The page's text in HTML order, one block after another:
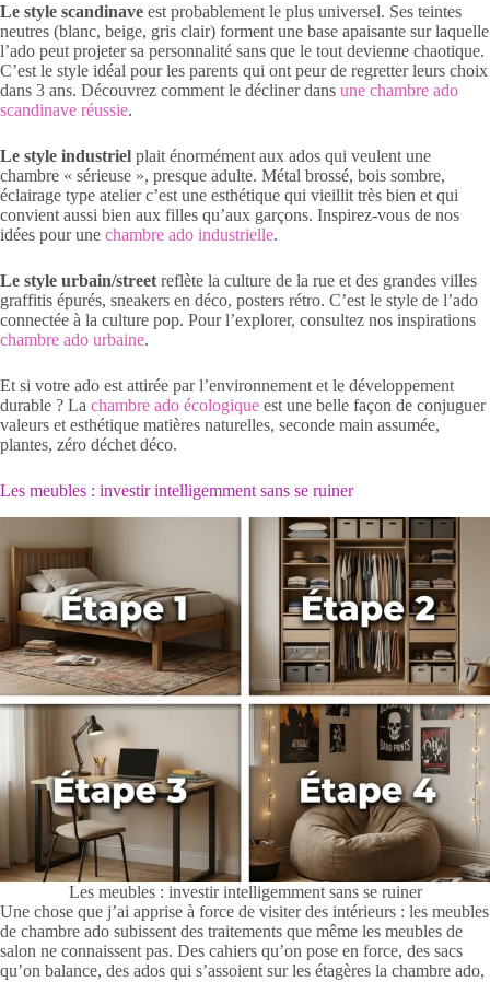
Le style scandinave est probablement le plus universel. Ses teintes
neutres (blanc, beige, gris clair) forment une base apaisante sur laquelle
l’ado peut projeter sa personnalité sans que le tout devienne chaotique.
C’est le style idéal pour les parents qui ont peur de regretter leurs choix
dans 3 ans. Découvrez comment le décliner dans une chambre ado
scandinave réussie.
Le style industriel plait énormément aux ados qui veulent une
chambre « sérieuse », presque adulte. Métal brossé, bois sombre,
éclairage type atelier c’est une esthétique qui vieillit très bien et qui
convient aussi bien aux filles qu’aux garçons. Inspirez-vous de nos
idées pour une chambre ado industrielle.
Le style urbain/street reflète la culture de la rue et des grandes villes
graffitis épurés, sneakers en déco, posters rétro. C’est le style de l’ado
connectée à la culture pop. Pour l’explorer, consultez nos inspirations
chambre ado urbaine.
Et si votre ado est attirée par l’environnement et le développement
durable ? La chambre ado écologique est une belle façon de conjuguer
valeurs et esthétique matières naturelles, seconde main assumée,
plantes, zéro déchet déco.
Les meubles : investir intelligemment sans se ruiner
Les meubles : investir intelligemment sans se ruiner
Une chose que j’ai apprise à force de visiter des intérieurs : les meubles
de chambre ado subissent des traitements que même les meubles de
salon ne connaissent pas. Des cahiers qu’on pose en force, des sacs
qu’on balance, des ados qui s’assoient sur les étagères la chambre ado,